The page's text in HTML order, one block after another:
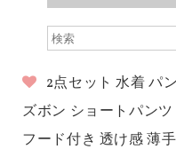
2点セット 水着 パ
ズボン ショートパン
フード付き 透け感 薄